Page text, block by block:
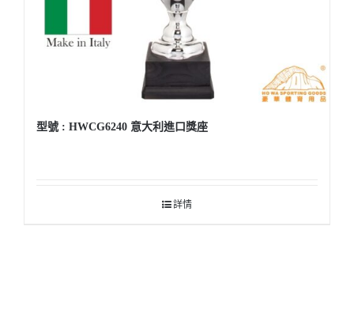
型號 : HWCG6240 意大利進口獎座
詳情